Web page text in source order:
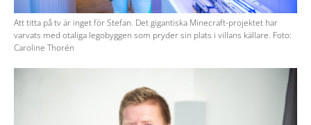
Att titta på tv är inget för Stefan. Det gigantiska Minecraft-projektet har
varvats med otaliga legobyggen som pryder sin plats i villans källare. Foto:
Caroline Thorén